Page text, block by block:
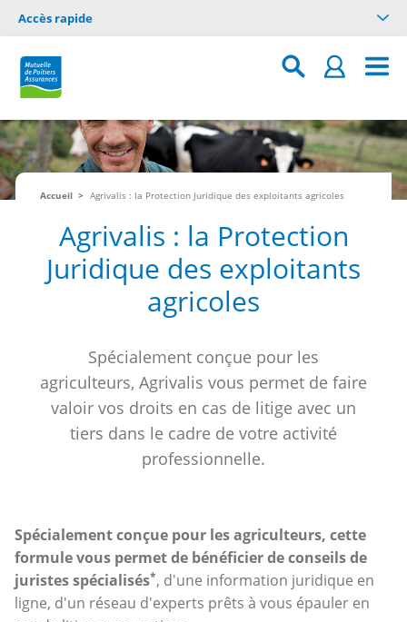
Accès rapide
Accueil Agrivalis : la Protection Juridique des exploitants agricoles
Agrivalis : la Protection
Juridique des exploitants
agricoles
Spécialement conçue pour les
agriculteurs, Agrivalis vous permet de faire
valoir vos droits en cas de litige avec un
tiers dans le cadre de votre activité
professionnelle.
Spécialement conçue pour les agriculteurs, cette
formule vous permet de bénéficier de conseils de
juristes spécialisés*, d'une information juridique en
ligne, d'un réseau d'experts prêts à vous épauler en